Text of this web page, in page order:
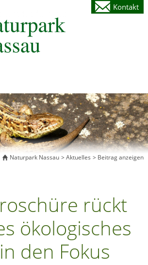
Kontakt
Naturpark Nassau Aktuelles Beitrag anzeigen
rückt
ökologisches
den Fokus